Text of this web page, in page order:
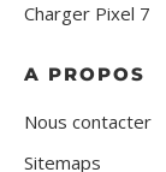
Charger Pixel 7
A PROPOS
Nous contacter
Sitemaps